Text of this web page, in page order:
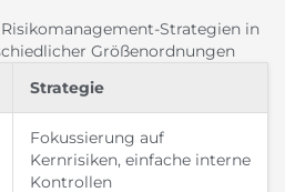
Risikomanagement-Strategien in
Größenordnungen
Strategie
Fokussierung auf
Kernrisiken, einfache interne
Kontrollen